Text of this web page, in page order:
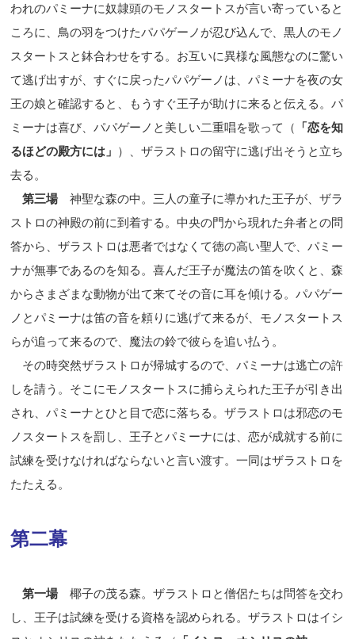
われのパミーナに奴隷頭のモノスタートスが言い寄っていると
ころに、鳥の羽をつけたパパゲーノが忍び込んで、黒人のモノ
スタートスと鉢合わせをする。お互いに異様な風態なのに驚い
て逃げ出すが、すぐに戻ったパパゲーノは、パミーナを夜の女
王の娘と確認すると、もうすぐ王子が助けに来ると伝える。パ
ミーナは喜び、パパゲーノと美しい二重唱を歌って（
「恋を知
るほどの殿方には」 ）、ザラストロの留守に逃げ出そうと立ち
去る。
第三場神聖な森の中。三人の童子に導かれた王子が、ザラ
ストロの神殿の前に到着する。中央の門から現れた弁者との問
答から、ザラストロは悪者ではなくて徳の高い聖人で、パミー
ナが無事であるのを知る。喜んだ王子が魔法の笛を吹くと、森
からさまざまな動物が出て来てその音に耳を傾ける。パパゲー
ノとパミーナは笛の音を頼りに逃げて来るが、モノスタートス
らが追って来るので、魔法の鈴で彼らを追い払う。
その時突然ザラストロが帰城するので、パミーナは逃亡の許
しを請う。そこにモノスタートスに捕らえられた王子が引き出
され、パミーナとひと目で恋に落ちる。ザラストロは邪恋のモ
ノスタートスを罰し、王子とパミーナには、恋が成就する前に
試練を受けなければならないと言い渡す。一同はザラストロを
たたえる。
第二幕
第一場椰子の茂る森。ザラストロと僧侶たちは問答を交わ
し、王子は試練を受ける資格を認められる。ザラストロはイシ